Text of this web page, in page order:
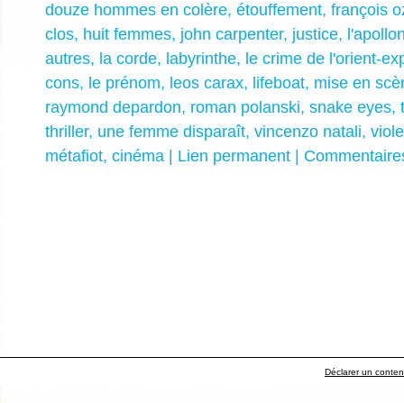
douze hommes en colère, étouffement, françois
clos, huit femmes, john carpenter, justice,
autres, la corde, labyrinthe, le crime de l'orient-
cons, le prénom, leos carax, lifeboat, mise en
raymond depardon, roman polanski, snake eyes,
thriller, une femme disparaît, vincenzo natali,
métafiot, cinéma Lien permanent
Déclarer un